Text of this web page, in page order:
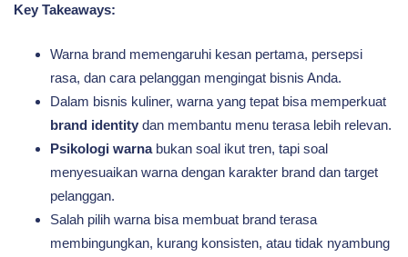
Key Takeaways:
Warna brand memengaruhi kesan pertama, persepsi
rasa, dan cara pelanggan mengingat bisnis Anda.
Dalam bisnis kuliner, warna yang tepat bisa memperkuat
brand identity dan membantu menu terasa lebih relevan.
Psikologi warnabukan soal ikut tren, tapi soal
menyesuaikan warna dengan karakter brand dan target
pelanggan.
Salah pilih warna bisa membuat brand terasa
membingungkan, kurang konsisten, atau tidak nyambung